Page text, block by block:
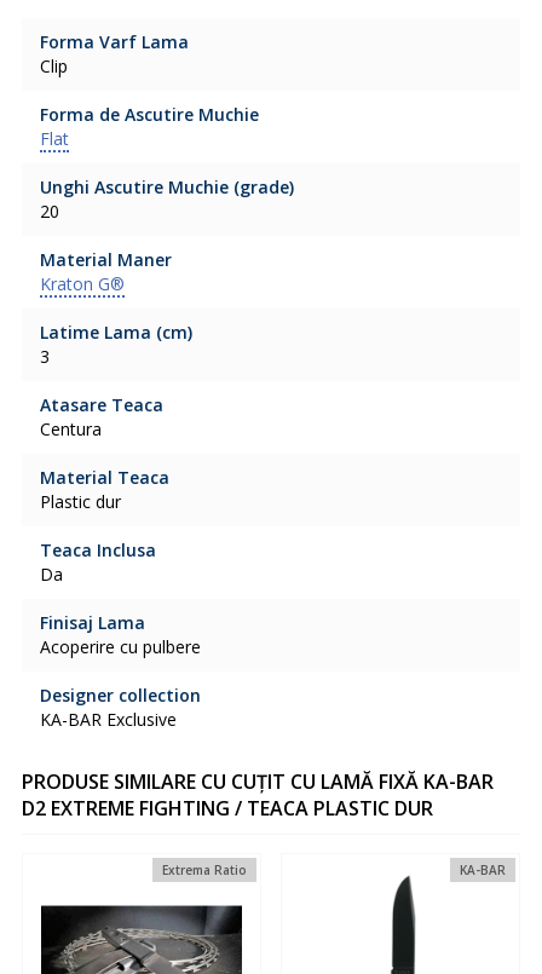
Forma Varf Lama
Clip
Forma de Ascutire Muchie
Flat
Unghi Ascutire Muchie (grade)
20
Material Maner
Kraton G®
Latime Lama (cm)
3
Atasare Teaca
Centura
Material Teaca
Plastic dur
Teaca Inclusa
Da
Finisaj Lama
Acoperire cu pulbere
Designer collection
KA-BAR Exclusive
PRODUSE SIMILARE CU CUȚIT CU LAMĂ FIXĂ KA-BAR
D2 EXTREME FIGHTING / TEACA PLASTIC DUR
Extrema Ratio KA-BAR